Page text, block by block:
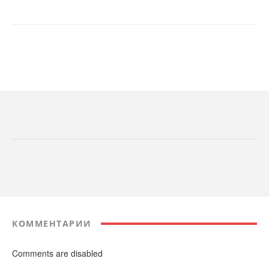
КОММЕНТАРИИ
Comments are disabled